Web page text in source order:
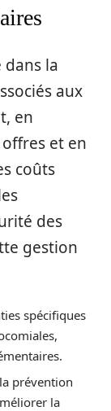
la
aux
en
et en
coûts
des
gestion
spécifiques
prévention
la